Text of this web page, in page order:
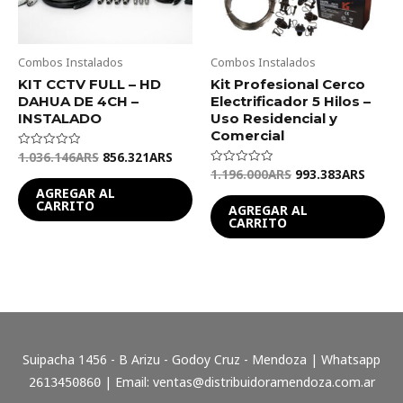
Combos Instalados
KIT CCTV FULL – HD
DAHUA DE 4CH –
INSTALADO
Valorado
de
5
1.036.146ARS 856.321ARS
AGREGAR AL
CARRITO
Combos Instalados
Kit Profesional Cerco
Electrificador 5 Hilos –
Uso Residencial y
Comercial
Valorado
de
5
1.196.000ARS 993.383ARS
AGREGAR AL
CARRITO
Suipacha 1456 - B Arizu - Godoy Cruz - Mendoza | Whatsapp
2613450860| Email: ventas@distribuidoramendoza.com.ar